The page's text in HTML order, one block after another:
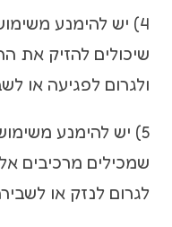
4) יש להימנע
שיכולים להזיק את
ולגרום לפגיעה או
5) יש להימנע
שמכילים מרכיבים
לגרום לנזק או